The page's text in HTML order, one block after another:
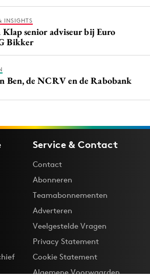
INSIGHTS
Klap senior adviseur bij Euro
Bikker
Ben, de NCRV en de Rabobank
Service & Contact
Contact
Abonneren
Teamabonnementen
Adverteren
Veelgestelde Vragen
Privacy Statement
Cookie Statement
Algemene Voorwaarden